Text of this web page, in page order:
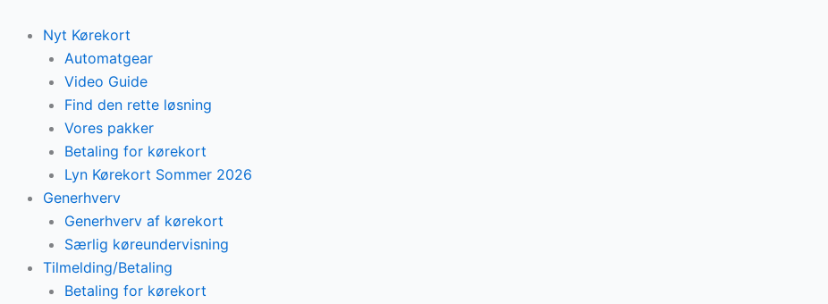
content
Nyt Kørekort
Automatgear
Video Guide
Find den rette løsning
Vores pakker
Betaling for kørekort
Lyn Kørekort Sommer 2026
Generhverv
Generhverv af kørekort
Særlig køreundervisning
Tilmelding/Betaling
Betaling for kørekort